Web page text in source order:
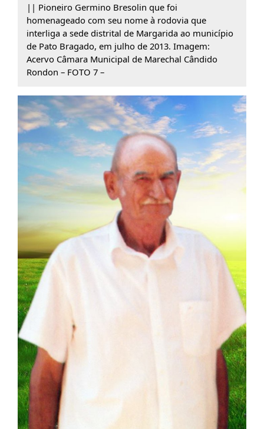
|| Pioneiro Germino Bresolin que foi
homenageado com seu nome à rodovia que
interliga a sede distrital de Margarida ao município
de Pato Bragado, em julho de 2013. Imagem:
Acervo Câmara Municipal de Marechal Cândido
Rondon – FOTO 7 –